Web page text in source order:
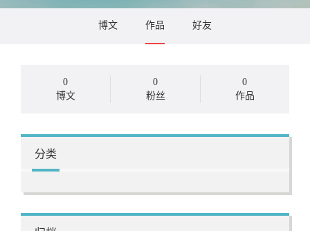
博文 作品 好友
0
博文
0
粉丝
0
作品
分类